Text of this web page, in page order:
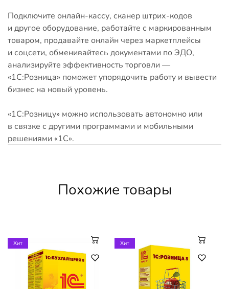
Подключите онлайн-кассу, сканер штрих-кодов
и другое оборудование, работайте с маркированным
товаром, продавайте онлайн через маркетплейсы
и соцсети, обменивайтесь документами по ЭДО,
анализируйте эффективность торговли —
«1С:Розница» поможет упорядочить работу и вывести
бизнес на новый уровень.
«1С:Розницу» можно использовать автономно или
в связке с другими программами и мобильными
решениями «1С».
Похожие товары
Хит Хит